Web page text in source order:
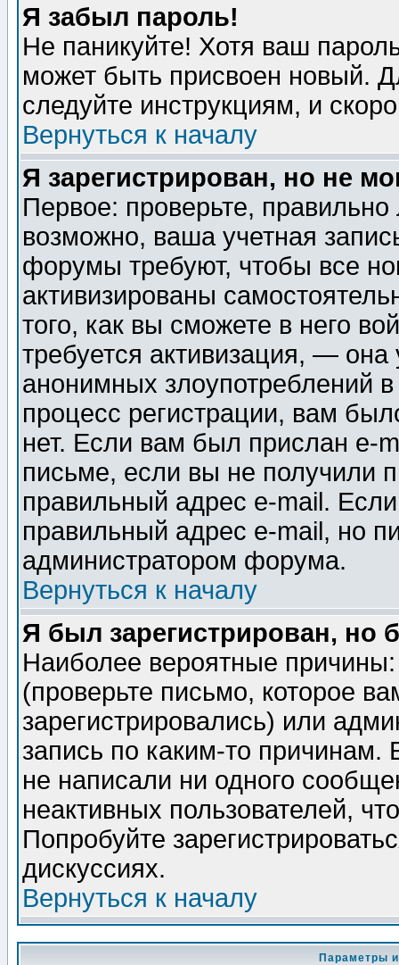
Я забыл пароль!
Не паникуйте! Хотя ваш
может быть присвоен новый.
следуйте инструкциям, и
Вернуться к началу
Я зарегистрирован, но не
Первое: проверьте,
возможно, ваша учетная
форумы требуют, чтобы все
активизированы
того, как вы сможете в него
требуется активизация, —
анонимных злоупотреблений
процесс регистрации, вам
нет. Если вам был прислан e-
письме, если вы не получили
правильный адрес e-mail.
правильный адрес e-mail, но
администратором форума.
Вернуться к началу
Я был зарегистрирован, но
Наиболее вероятные
(проверьте письмо, которое
зарегистрировались) или
запись по каким-то
не написали ни одного
неактивных пользователей,
Попробуйте
дискуссиях.
Вернуться к началу
Параметры